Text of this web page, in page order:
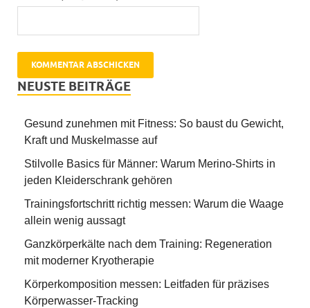
NEUSTE BEITRÄGE
Gesund zunehmen mit Fitness: So baust du Gewicht,
Kraft und Muskelmasse auf
Stilvolle Basics für Männer: Warum Merino-Shirts in
jeden Kleiderschrank gehören
Trainingsfortschritt richtig messen: Warum die Waage
allein wenig aussagt
Ganzkörperkälte nach dem Training: Regeneration
mit moderner Kryotherapie
Körperkomposition messen: Leitfaden für präzises
Körperwasser-Tracking